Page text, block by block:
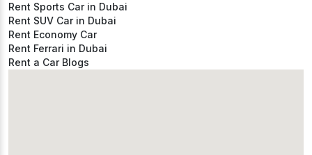
Rent Sports Car in Dubai
Rent SUV Car in Dubai
Rent Economy Car
Rent Ferrari in Dubai
Rent a Car Blogs